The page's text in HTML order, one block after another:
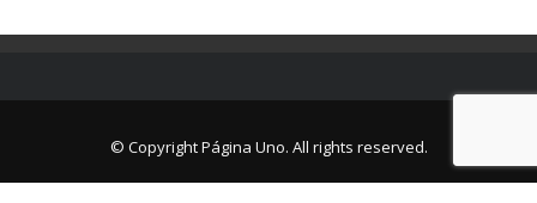
© Copyright Página Uno. All rights reserved.